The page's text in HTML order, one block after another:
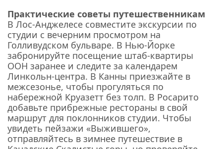
Практические советы путешественникам
В Лос-Анджелесе совместите экскурсии по
студии с вечерним просмотром на
Голливудском бульваре. В Нью-Йорке
забронируйте посещение штаб-квартиры
ООН заранее и следите за календарем
Линкольн-центра. В Канны приезжайте в
межсезонье, чтобы прогуляться по
набережной Круазетт без толп. В Росарито
добавьте прибрежные рестораны в свой
маршрут для поклонников студии. Чтобы
увидеть пейзажи «Выжившего»,
отправляйтесь в зимнее путешествие в